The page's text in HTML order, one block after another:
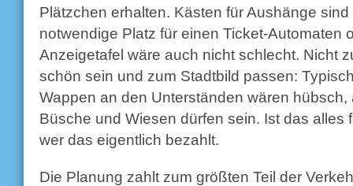
Plätzchen erhalten. Kästen für Aushänge
notwendige Platz für einen Ticket-Automaten
Anzeigetafel wäre auch nicht schlecht. Nicht
schön sein und zum Stadtbild passen:
Wappen an den Unterständen wären
Büsche und Wiesen dürfen sein. Ist das alles
wer das eigentlich bezahlt.
Die Planung zahlt zum größten Teil der